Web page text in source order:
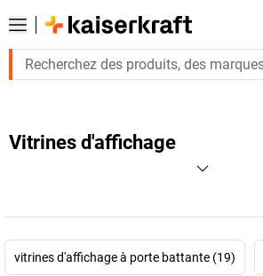
Vitrines d'affichage
vitrines d'affichage à porte battante (19)